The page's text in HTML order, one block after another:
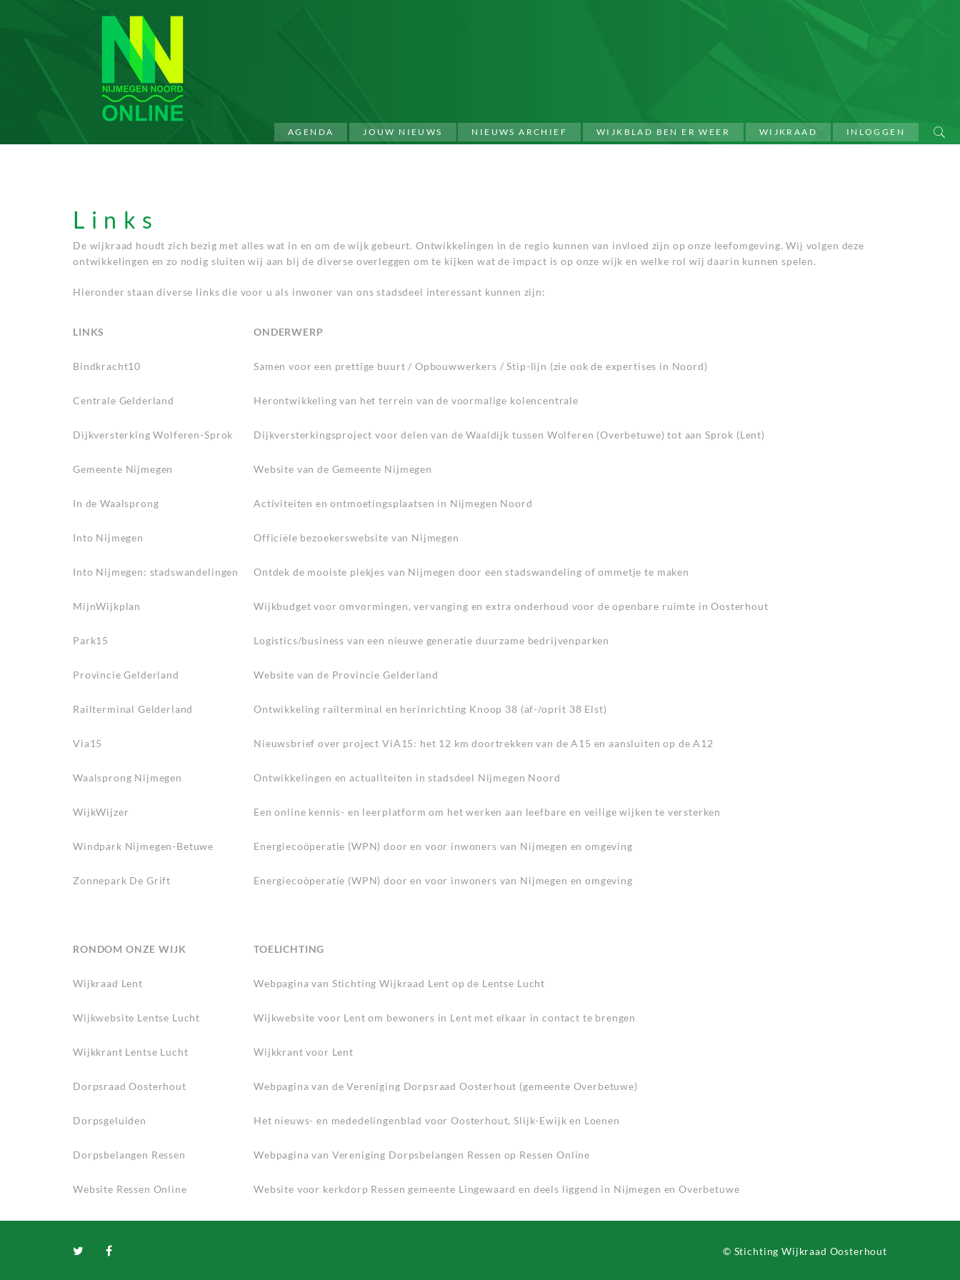
AGENDA JOUW NIEUWS NIEUWS ARCHIEF WIJKBLAD BEN ER WEER WIJKRAAD INLOGGEN
Links
De wijkraad houdt zich bezig met alles wat in en om de wijk gebeurt. Ontwikkelingen in de regio kunnen van invloed zijn op onze leefomgeving. Wij volgen deze
ontwikkelingen en zo nodig sluiten wij aan bij de diverse overleggen om te kijken wat de impact is op onze wijk en welke rol wij daarin kunnen spelen.
Hieronder staan diverse links die voor u als inwoner van ons stadsdeel interessant kunnen zijn:
LINKS ONDERWERP
Bindkracht10 Samen voor een prettige buurt / Opbouwwerkers / Stip-lijn (zie ook de expertises in Noord)
Centrale Gelderland Herontwikkeling van het terrein van de voormalige kolencentrale
Dijkversterking Wolferen-Sprok Dijkversterkingsproject voor delen van de Waaldijk tussen Wolferen (Overbetuwe) tot aan Sprok (Lent)
Gemeente Nijmegen Website van de Gemeente Nijmegen
In de Waalsprong Activiteiten en ontmoetingsplaatsen in Nijmegen Noord
Into Nijmegen Officiële bezoekerswebsite van Nijmegen
Into Nijmegen: stadswandelingen Ontdek de mooiste plekjes van Nijmegen door een stadswandeling of ommetje te maken
MijnWijkplan Wijkbudget voor omvormingen, vervanging en extra onderhoud voor de openbare ruimte in Oosterhout
Park15 Logistics/business van een nieuwe generatie duurzame bedrijvenparken
Provincie Gelderland Website van de Provincie Gelderland
Railterminal Gelderland Ontwikkeling railterminal en herinrichting Knoop 38 (af-/oprit 38 Elst)
Via15 Nieuwsbrief over project ViA15: het 12 km doortrekken van de A15 en aansluiten op de A12
Waalsprong Nijmegen Ontwikkelingen en actualiteiten in stadsdeel Nijmegen Noord
WijkWijzer Een online kennis- en leerplatform om het werken aan leefbare en veilige wijken te versterken
Windpark Nijmegen-Betuwe Energiecoöperatie (WPN) door en voor inwoners van Nijmegen en omgeving
Zonnepark De Grift Energiecoöperatie (WPN) door en voor inwoners van Nijmegen en omgeving
RONDOM ONZE WIJK TOELICHTING
Wijkraad Lent Webpagina van Stichting Wijkraad Lent op de Lentse Lucht
Wijkwebsite Lentse Lucht Wijkwebsite voor Lent om bewoners in Lent met elkaar in contact te brengen
Wijkkrant Lentse Lucht Wijkkrant voor Lent
Dorpsraad Oosterhout Webpagina van de Vereniging Dorpsraad Oosterhout (gemeente Overbetuwe)
Dorpsgeluiden Het nieuws- en mededelingenblad voor Oosterhout, Slijk-Ewijk en Loenen
Dorpsbelangen Ressen Webpagina van Vereniging Dorpsbelangen Ressen op Ressen Online
Website Ressen Online Website voor kerkdorp Ressen gemeente Lingewaard en deels liggend in Nijmegen en Overbetuwe
© Stichting Wijkraad Oosterhout